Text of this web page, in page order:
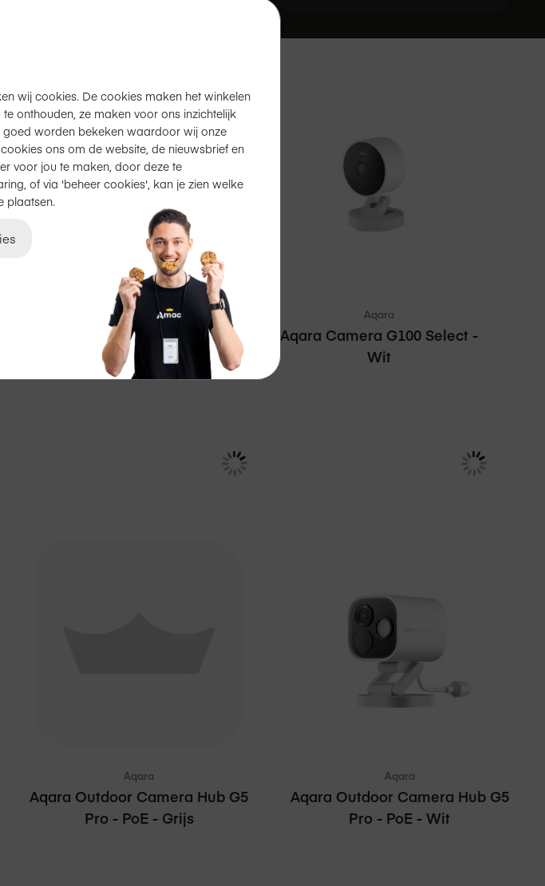
Aqara
Aqara Camera G100 Select -
Zwart
Vergelijken In winkelmand
Aqara
Aqara Camera G100 Select -
Wit
Aqara
Aqara Outdoor Camera Hub G5
Pro - PoE - Grijs
Aqara
Aqara Outdoor Camera Hub G5
Pro - PoE - Wit
Vergelijken
wij cookies. De cookies maken het winkelen
onthouden, ze maken voor ons inzichtelijk
worden bekeken waardoor wij onze
ons om de website, de nieuwsbrief en
voor jou te maken, door deze te
of via 'beheer cookies', kan je zien welke
plaatsen.